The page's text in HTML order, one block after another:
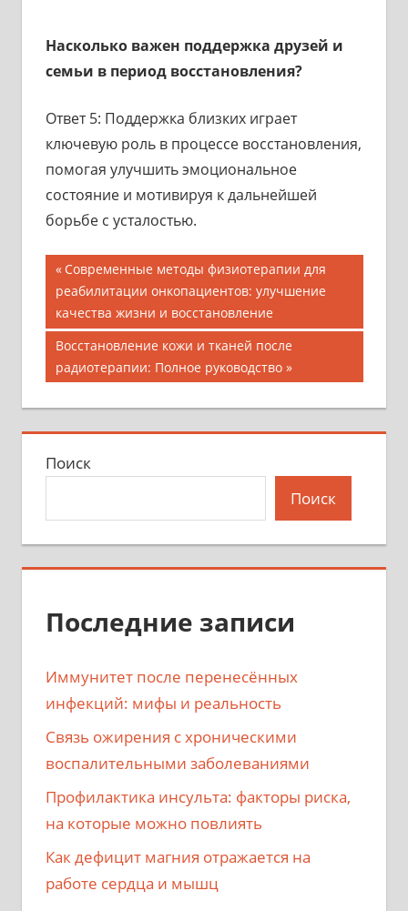
Насколько важен поддержка друзей и
семьи в период восстановления?
Ответ 5: Поддержка близких играет
ключевую роль в процессе восстановления,
помогая улучшить эмоциональное
состояние и мотивируя к дальнейшей
борьбе с усталостью.
Навигация
по
записям
Предыдущая
запись;
Современные методы физиотерапии для
реабилитации онкопациентов: улучшение
качества жизни и восстановление
Следующая
запись:
Восстановление кожи и тканей после
радиотерапии: Полное руководство
Поиск
Поиск
Последние записи
Иммунитет после перенесённых
инфекций: мифы и реальность
Связь ожирения с хроническими
воспалительными заболеваниями
Профилактика инсульта: факторы риска,
на которые можно повлиять
Как дефицит магния отражается на
работе сердца и мышц